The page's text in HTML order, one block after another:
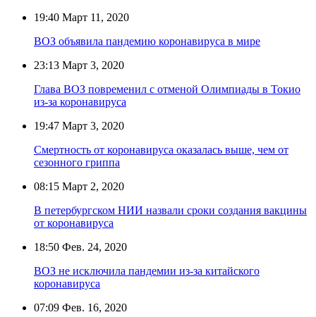
19:40 Март 11, 2020
ВОЗ объявила пандемию коронавируса в мире
23:13 Март 3, 2020
Глава ВОЗ повременил с отменой Олимпиады в Токио
из-за коронавируса
19:47 Март 3, 2020
Смертность от коронавируса оказалась выше, чем от
сезонного гриппа
08:15 Март 2, 2020
В петербургском НИИ назвали сроки создания вакцины
от коронавируса
18:50 Фев. 24, 2020
ВОЗ не исключила пандемии из-за китайского
коронавируса
07:09 Фев. 16, 2020